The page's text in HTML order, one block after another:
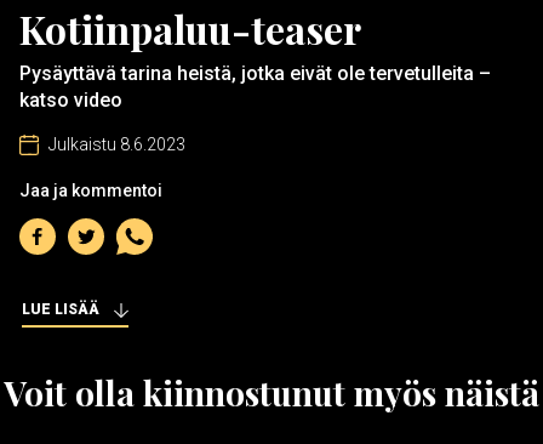
Kotiinpaluu-teaser
Pysäyttävä tarina heistä, jotka eivät ole tervetulleita –
katso video
Julkaistu 8.6.2023
Jaa ja kommentoi
Jaa
Facebookiin
Jaa
Twitteriin
Jaa
WhatsAppiin
LUE LISÄÄ
Voit olla kiinnostunut myös näistä